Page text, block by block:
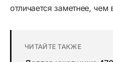
отличается заметнее, чем
ЧИТАЙТЕ ТАКЖЕ